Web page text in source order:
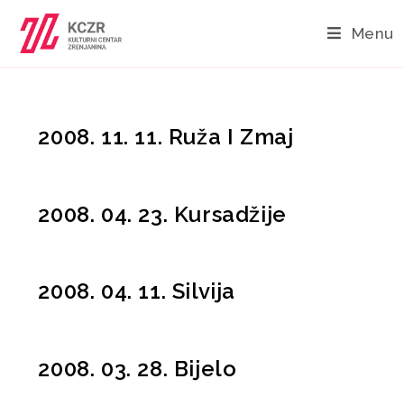
Menu
2008. 11. 11. Ruža I Zmaj
2008. 04. 23. Kursadžije
2008. 04. 11. Silvija
2008. 03. 28. Bijelo